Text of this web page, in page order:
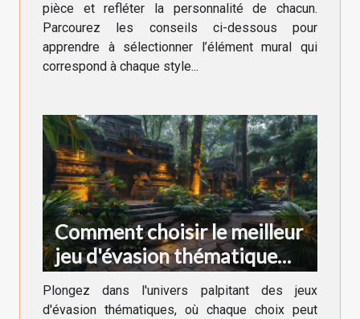
pièce et refléter la personnalité de chacun.
Parcourez les conseils ci-dessous pour
apprendre à sélectionner l’élément mural qui
correspond à chaque style...
Comment choisir le meilleur
jeu d'évasion thématique
pour votre prochaine
aventure
Plongez dans l'univers palpitant des jeux
d'évasion thématiques, où chaque choix peut